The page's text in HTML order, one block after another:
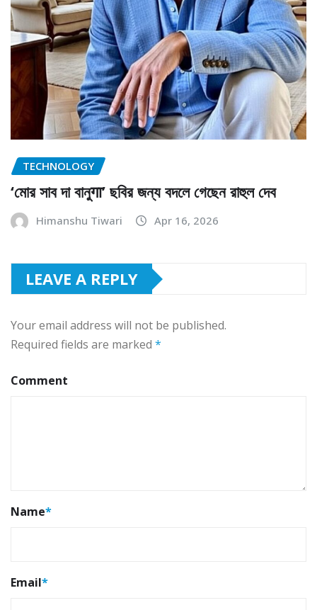
TECHNOLOGY
‘মোর সাব দা বানুगा’ ছবির জন্য বদলে গেছেন রাহুল দেব
Himanshu Tiwari Apr 16, 2026
LEAVE A REPLY
Your email address will not be published.
Required fields are marked *
Comment
Name*
Email*